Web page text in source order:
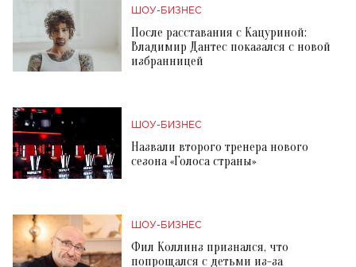
ШОУ-БИЗНЕС
После расставания с Кацуриной:
Владимир Дантес показался с новой
избранницей
ШОУ-БИЗНЕС
Назвали второго тренера нового
сезона «Голоса страны»
ШОУ-БИЗНЕС
Фил Коллинз признался, что
попрощался с детьми из-за